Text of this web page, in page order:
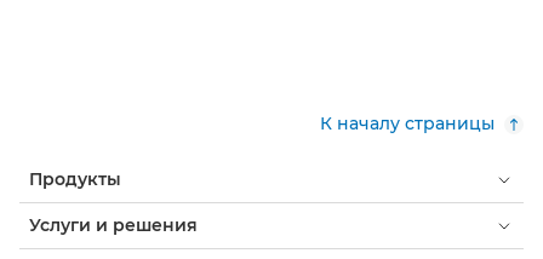
К началу страницы
Продукты
Услуги и решения